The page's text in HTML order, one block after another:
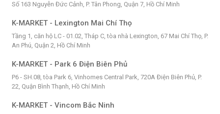
Số 163 Nguyễn Đức Cảnh, P. Tân Phong, Quận 7, Hồ Chí Minh
K-MARKET - Lexington Mai Chí Thọ
Tầng 1, căn hộ LC - 01.02, Tháp C, tòa nhà Lexington, 67 Mai Chí Thọ, P.
An Phú, Quận 2, Hồ Chí Minh
K-MARKET - Park 6 Điện Biên Phủ
P6 - SH.08, tòa Park 6, Vinhomes Central Park, 720A Điện Biên Phủ, P.
22, Quận Bình Thạnh, Hồ Chí Minh
K-MARKET - Vincom Bắc Ninh